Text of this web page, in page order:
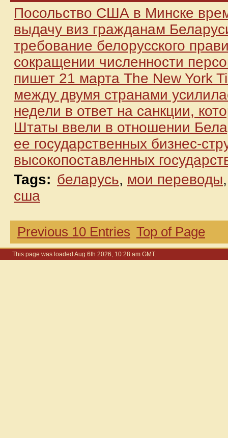
Посольство США в Минске
выдачу виз гражданам
требование белорусского
сокращении численности
пишет 21 марта The New York
между двумя странами
недели в ответ на санкции,
Штаты ввели в отношении
ее государственных бизнес-
высокопоставленных
Tags: беларусь, мои переводы
сша
Previous 10 Entries Top of Page
This page was loaded Aug 6th 2026, 10:28 am GMT.